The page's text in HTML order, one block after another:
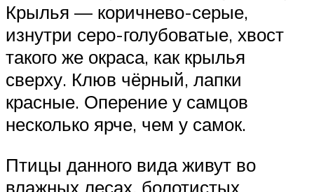
Крылья — коричнево-серые,
изнутри серо-голубоватые, хвост
такого же окраса, как крылья
сверху. Клюв чёрный, лапки
красные. Оперение у самцов
несколько ярче, чем у самок.
Птицы данного вида живут во
влажных лесах, болотистых